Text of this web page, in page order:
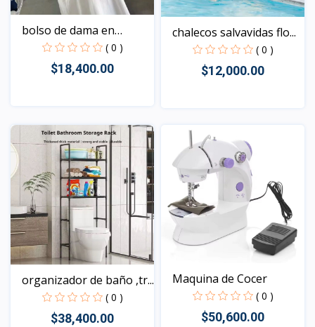
bolso de dama en
forma...
( 0 )
$18,400.00
Vista
chalecos salvavidas flo...
( 0 )
$12,000.00
organizador de baño ,tr...
( 0 )
$38,400.00
Maquina de Cocer
( 0 )
$50,600.00